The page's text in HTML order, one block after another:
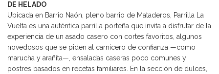
DE HELADO
Ubicada en Barrio Naón, pleno barrio de Mataderos, Parrilla La
Vuelta es una auténtica parrilla porteña que invita a disfrutar de la
experiencia de un asado casero con cortes favoritos, algunos
novedosos que se piden al carnicero de confianza —como
marucha y arañita—, ensaladas caseras poco comunes y
postres basados en recetas familiares. En la sección de dulces,